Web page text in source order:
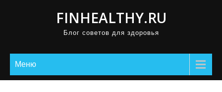
FINHEALTHY.RU
Блог советов для здоровья
Меню